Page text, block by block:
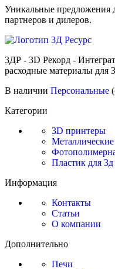
Уникальные предложения
партнеров и дилеров.
3ДР - 3D Рекорд -
расходные материалы для
В наличии Персональные
Категории
3D принтеры
Пластик для 3д
Информация
Контакты
Статьи
О компании
Дополнительно
Печи